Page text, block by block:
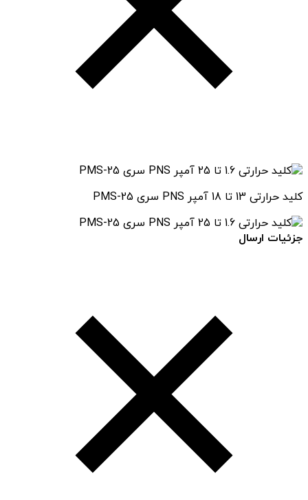
کلید حرارتی 13 تا 18 آمپر PNS سری PMS-25
جزئیات ارسال